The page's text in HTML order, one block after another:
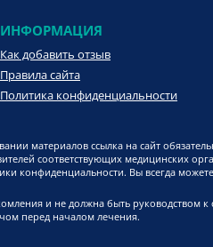
ИНФОРМАЦИЯ
Как добавить отзыв
Правила сайта
Политика конфиденциальности
материалов ссылка на сайт
соответствующих медицинских
конфиденциальности. Вы всегда
и не должна быть руководством
перед началом лечения.